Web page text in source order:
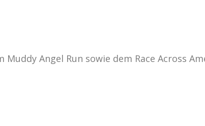
Angel Run sowie dem Race Across